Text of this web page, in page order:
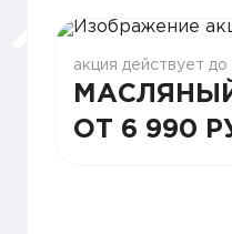
акция действует до
ОТ 6 990